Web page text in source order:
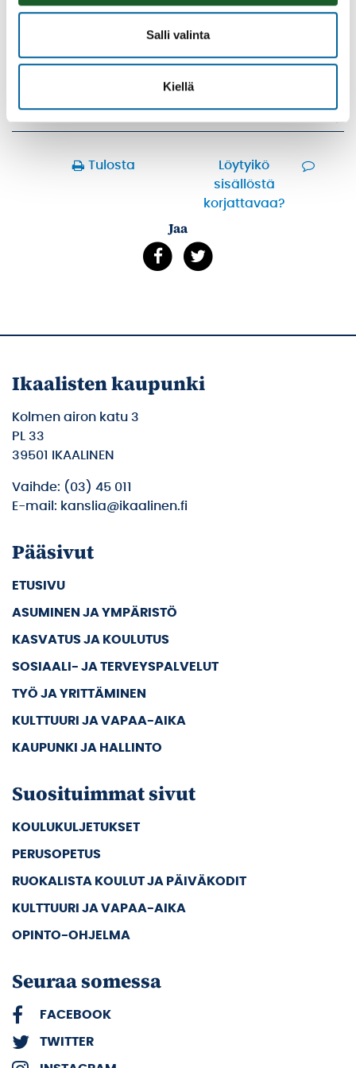
Salli valinta
Kiellä
YHTEYSTIEDOT
PERUSOPETUS
KANSALAISOPISTO
Tulosta
Löytyikö
sisällöstä
korjattavaa?
Jaa
Ikaalisten kaupunki
Kolmen airon katu 3
PL 33
39501 IKAALINEN
Vaihde: (03) 45 011
E-mail: kanslia@ikaalinen.fi
Pääsivut
ETUSIVU
ASUMINEN JA YMPÄRISTÖ
KASVATUS JA KOULUTUS
SOSIAALI- JA TERVEYSPALVELUT
TYÖ JA YRITTÄMINEN
KULTTUURI JA VAPAA-AIKA
KAUPUNKI JA HALLINTO
Suosituimmat sivut
KOULUKULJETUKSET
PERUSOPETUS
RUOKALISTA KOULUT JA PÄIVÄKODIT
KULTTUURI JA VAPAA-AIKA
OPINTO-OHJELMA
Seuraa somessa
FACEBOOK
TWITTER